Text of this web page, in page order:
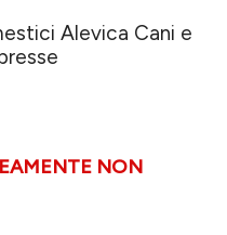
Alevica Cani e
NON